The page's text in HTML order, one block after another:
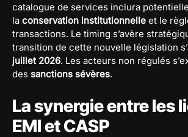
catalogue de services inclura
la conservation institutionnelle et le
transactions. Le timing s’avère
transition de cette nouvelle législation
juillet 2026. Les acteurs non régulés
des sanctions sévères.
La synergie entre les
EMI et CASP